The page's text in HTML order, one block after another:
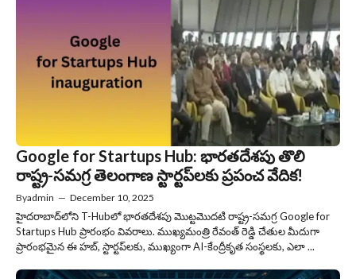
Google for Startups Hub: భారతదేశపు తొలి
రాష్ట్ర-సమగ్ర తెలంగాణ స్టార్టప్‌లకు ప్రపంచ వేదిక!
Byadmin — December 10, 2025
హైదరాబాద్‌లోని T-Hubలో భారతదేశపు మొట్టమొదటి రాష్ట్ర-సమగ్ర Google for
Startups Hub ప్రారంభం వివరాలు. ముఖ్యమంత్రి రేవంత్ రెడ్డి చేతుల మీదుగా
ప్రారంభమైన ఈ హబ్, స్టార్టప్‌లకు, ముఖ్యంగా AI-కేంద్రీకృత సంస్థలకు, ఎలా ...